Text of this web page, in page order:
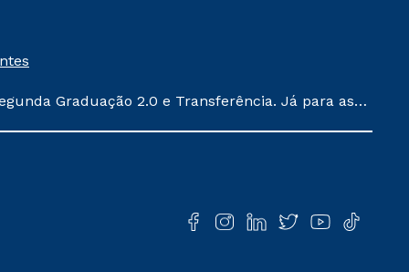
Graduação 2.0 e Transferência. Já para as